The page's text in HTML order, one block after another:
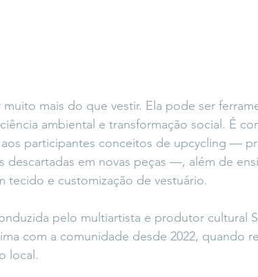
mais do que vestir. Ela pode ser
ambiental e transformação social. É
participantes conceitos de upcycling —
descartadas em novas peças —, além de
tecido e customização de vestuário.
pelo multiartista e produtor cultural
com a comunidade desde 2022, quando
local.